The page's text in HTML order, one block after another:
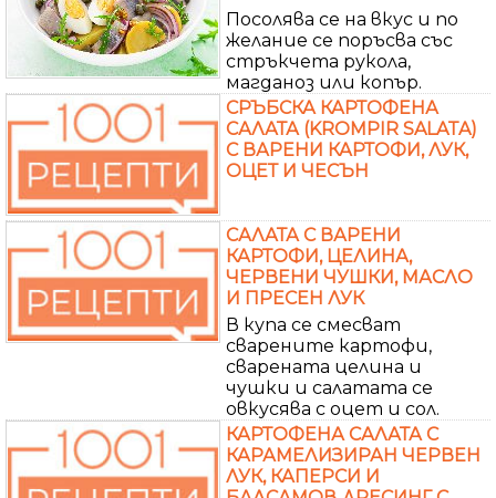
Посолява се на вкус и по
желание се поръсва със
стръкчета рукола,
магданоз или копър.
СРЪБСКА КАРТОФЕНА
САЛАТА (KROMPIR SALATA)
С ВАРЕНИ КАРТОФИ, ЛУК,
ОЦЕТ И ЧЕСЪН
САЛАТА С ВАРЕНИ
КАРТОФИ, ЦЕЛИНА,
ЧЕРВЕНИ ЧУШКИ, МАСЛО
И ПРЕСЕН ЛУК
В купа се смесват
сварените картофи,
сварената целина и
чушки и салатата се
овкусява с оцет и сол.
КАРТОФЕНА САЛАТА С
КАРАМЕЛИЗИРАН ЧЕРВЕН
ЛУК, КАПЕРСИ И